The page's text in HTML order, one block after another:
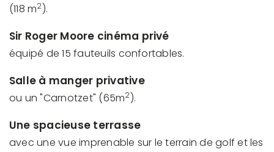
(118 m2).
Sir Roger Moore cinéma privé
équipé de 15 fauteuils confortables.
Salle à manger privative
ou un "Carnotzet" (65m2).
Une spacieuse terrasse
avec une vue imprenable sur le terrain de golf et les